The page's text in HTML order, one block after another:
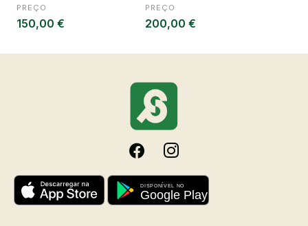
PREÇO
150,00 €
PREÇO
200,00 €